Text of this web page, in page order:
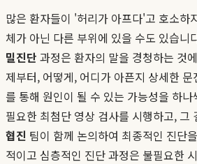
많은 환자들이 '허리가 아프다'고 호소하
체가 아닌 다른 부위에 있을 수도 있습니
밀진단 과정은 환자의 말을 경청하는 것
제부터, 어떻게, 어디가 아픈지 상세한
를 통해 원인이 될 수 있는 가능성을 하
필요한 최첨단 영상 검사를 시행하고, 그
협진 팀이 함께 논의하여 최종적인 진단
적이고 심층적인 진단 과정은 불필요한